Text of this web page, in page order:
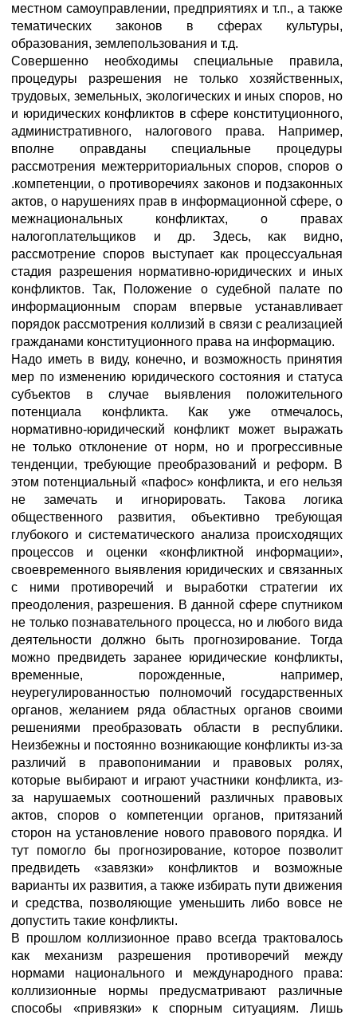
местном самоуправлении, предприятиях и т.п., а также
тематических законов в сферах культуры,
образования, землепользования и т.д.
Совершенно необходимы специальные правила,
процедуры разрешения не только хозяйственных,
трудовых, земельных, экологических и иных споров, но
и юридических конфликтов в сфере конституционного,
административного, налогового права. Например,
вполне оправданы специальные процедуры
рассмотрения межтерриториальных споров, споров о
.компетенции, о противоречиях законов и подзаконных
актов, о нарушениях прав в информационной сфере, о
межнациональных конфликтах, о правах
налогоплательщиков и др. Здесь, как видно,
рассмотрение споров выступает как процессуальная
стадия разрешения нормативно-юридических и иных
конфликтов. Так, Положение о судебной палате по
информационным спорам впервые устанавливает
порядок рассмотрения коллизий в связи с реализацией
гражданами конституционного права на информацию.
Надо иметь в виду, конечно, и возможность принятия
мер по изменению юридического состояния и статуса
субъектов в случае выявления положительного
потенциала конфликта. Как уже отмечалось,
нормативно-юридический конфликт может выражать
не только отклонение от норм, но и прогрессивные
тенденции, требующие преобразований и реформ. В
этом потенциальный «пафос» конфликта, и его нельзя
не замечать и игнорировать. Такова логика
общественного развития, объективно требующая
глубокого и систематического анализа происходящих
процессов и оценки «конфликтной информации»,
своевременного выявления юридических и связанных
с ними противоречий и выработки стратегии их
преодоления, разрешения. В данной сфере спутником
не только познавательного процесса, но и любого вида
деятельности должно быть прогнозирование. Тогда
можно предвидеть заранее юридические конфликты,
временные, порожденные, например,
неурегулированностью полномочий государственных
органов, желанием ряда областных органов своими
решениями преобразовать области в республики.
Неизбежны и постоянно возникающие конфликты из-за
различий в правопонимании и правовых ролях,
которые выбирают и играют участники конфликта, из-
за нарушаемых соотношений различных правовых
актов, споров о компетенции органов, притязаний
сторон на установление нового правового порядка. И
тут помогло бы прогнозирование, которое позволит
предвидеть «завязки» конфликтов и возможные
варианты их развития, а также избирать пути движения
и средства, позволяющие уменьшить либо вовсе не
допустить такие конфликты.
В прошлом коллизионное право всегда трактовалось
как механизм разрешения противоречий между
нормами национального и международного права:
коллизионные нормы предусматривают различные
способы «привязки» к спорным ситуациям. Лишь